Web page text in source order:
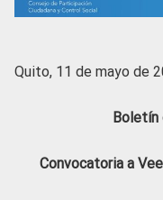
Quito, 11 de mayo de
Boletín
Convocatoria a